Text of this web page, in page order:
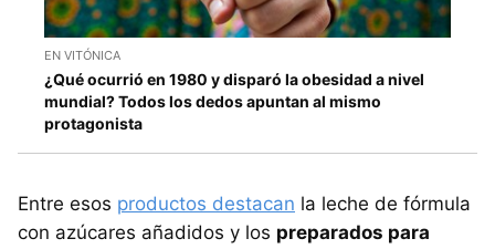
EN VITÓNICA
¿Qué ocurrió en 1980 y disparó la obesidad a nivel
mundial? Todos los dedos apuntan al mismo
protagonista
Entre esos productos destacan la leche de fórmula
con azúcares añadidos y los preparados para